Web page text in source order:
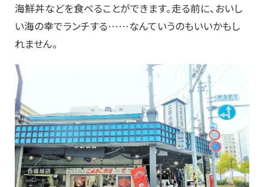
海鮮丼などを食べることができます。走る前に、おいし
い海の幸でランチする……なんていうのもいいかもし
れません。